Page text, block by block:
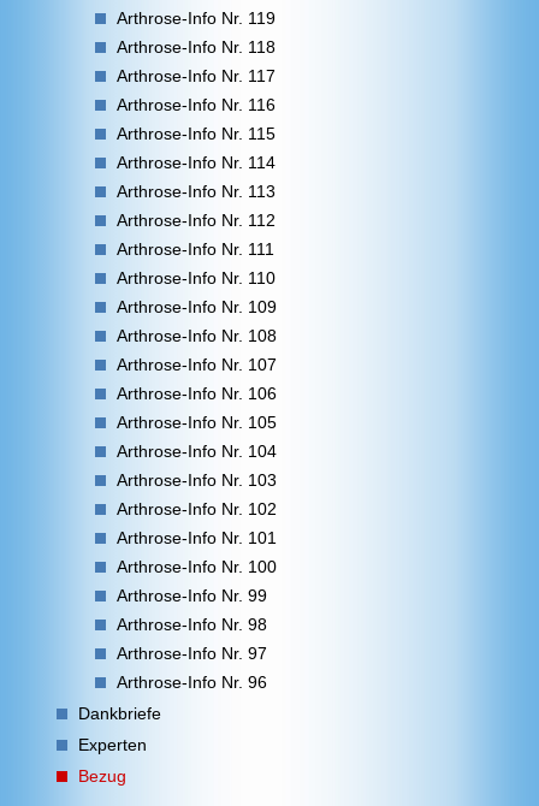
Arthrose-Info Nr. 119
Arthrose-Info Nr. 118
Arthrose-Info Nr. 117
Arthrose-Info Nr. 116
Arthrose-Info Nr. 115
Arthrose-Info Nr. 114
Arthrose-Info Nr. 113
Arthrose-Info Nr. 112
Arthrose-Info Nr. 111
Arthrose-Info Nr. 110
Arthrose-Info Nr. 109
Arthrose-Info Nr. 108
Arthrose-Info Nr. 107
Arthrose-Info Nr. 106
Arthrose-Info Nr. 105
Arthrose-Info Nr. 104
Arthrose-Info Nr. 103
Arthrose-Info Nr. 102
Arthrose-Info Nr. 101
Arthrose-Info Nr. 100
Arthrose-Info Nr. 99
Arthrose-Info Nr. 98
Arthrose-Info Nr. 97
Arthrose-Info Nr. 96
Dankbriefe
Experten
Bezug